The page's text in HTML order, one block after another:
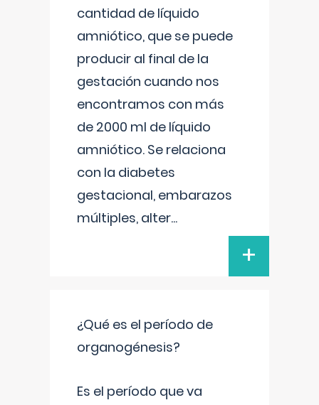
cantidad de líquido
amniótico, que se puede
producir al final de la
gestación cuando nos
encontramos con más
de 2000 ml de líquido
amniótico. Se relaciona
con la diabetes
gestacional, embarazos
múltiples, alter...
+
¿Qué es el período de
organogénesis?
Es el período que va